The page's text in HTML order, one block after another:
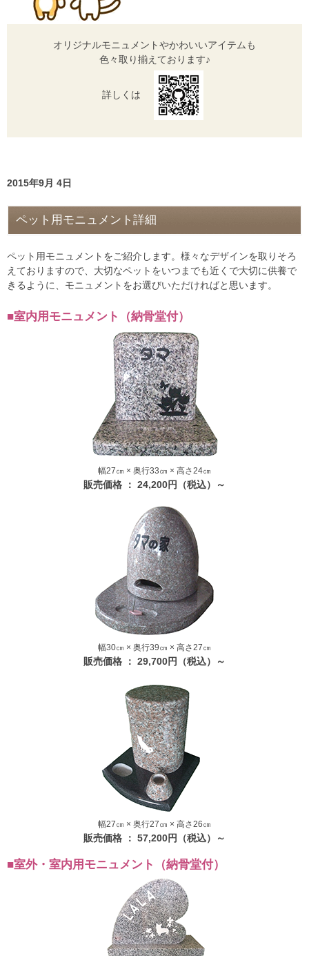
オリジナルモニュメントやかわいいアイテムも
色々取り揃えております♪
詳しくは
2015年9月 4日
ペット用モニュメント詳細
ペット用モニュメントをご紹介します。様々なデザインを取りそろ
えておりますので、大切なペットをいつまでも近くで大切に供養で
きるように、モニュメントをお選びいただければと思います。
■室内用モニュメント（納骨堂付）
幅27㎝ × 奥行33㎝ × 高さ24㎝
販売価格 ： 24,200円（税込）～
幅30㎝ × 奥行39㎝ × 高さ27㎝
販売価格 ： 29,700円（税込）～
幅27㎝ × 奥行27㎝ × 高さ26㎝
販売価格 ： 57,200円（税込）～
■室外・室内用モニュメント（納骨堂付）